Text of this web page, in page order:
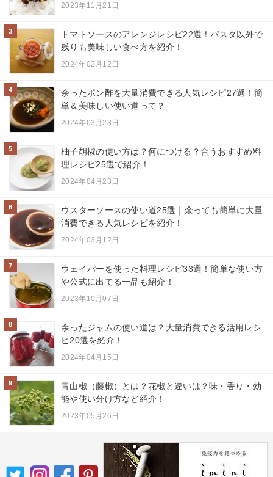
2023年11月21日
3
トマトソースのアレンジレシピ22選！パスタ以外で
残りも美味しい食べ方を紹介！
2024年02月12日
4
余ったポン酢を大量消費できる人気レシピ27選！簡
単＆美味しい使い道って？
2024年03月23日
5
柚子胡椒の使い方は？何につける？合うおすすめ料
理レシピ25選で紹介！
2024年04月23日
6
ウスターソースの使い道25選｜余っても簡単に大量
消費できる人気レシピを紹介！
2024年03月12日
7
ウェイパーを使った料理レシピ33選！簡単な使い方
や公式に出てる一品も紹介！
2023年10月07日
8
余ったジャムの使い道は？大量消費できる活用レシ
ピ20選を紹介！
2024年04月15日
9
青山椒（藤椒）とは？花椒と違いは？味・香り・効
能や使い分け方など紹介！
2023年05月26日